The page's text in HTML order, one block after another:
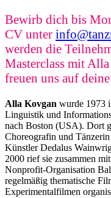
Bewirb dich bis
CV unter
werden die
Masterclass mit
freuen uns auf
Alla Kovgan wurde 1973
Linguistik und
nach Boston (USA). Dort
Choreografin und
Künstler Dedalus
2000 rief sie zusammen
Nonprofit-Organisation
regelmäßig thematische
Experimentalfilmen